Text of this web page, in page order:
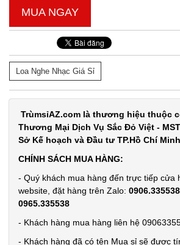
MUA NGAY
Loa Nghe Nhạc Giá Sỉ
TrùmsỉAZ.com là thương hiệu thuộc
Thương Mại Dịch Vụ Sắc Đỏ Việt -
Sở Kế hoạch và Đầu tư TP.Hồ Chí
CHÍNH SÁCH MUA HÀNG:
- Quý khách mua hàng đến trực tiếp cửa
website, đặt hàng trên Zalo:
0965.335538
- Khách hàng mua hàng liên hệ
- Khách hàng đã có tên Mua sỉ sẽ được